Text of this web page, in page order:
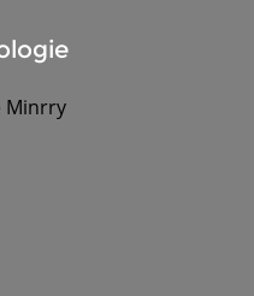
Minrry